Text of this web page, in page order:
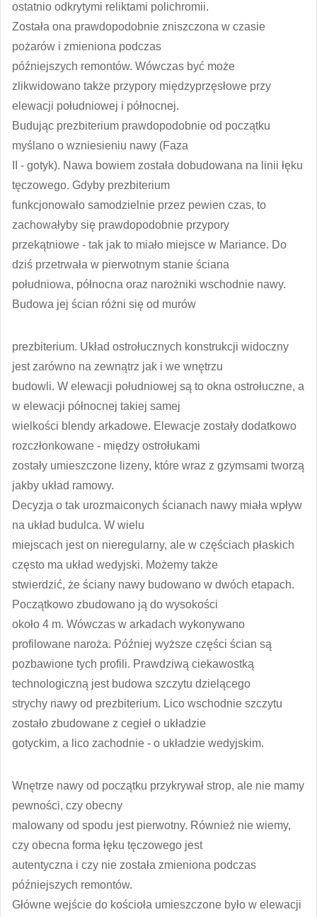
ostatnio odkrytymi reliktami polichromii.
Została ona prawdopodobnie zniszczona w czasie
pożarów i zmieniona podczas
późniejszych remontów. Wówczas być może
zlikwidowano także przypory międzyprzęsłowe przy
elewacji południowej i północnej.
Budując prezbiterium prawdopodobnie od początku
myślano o wzniesieniu nawy (Faza
II - gotyk). Nawa bowiem została dobudowana na linii łęku
tęczowego. Gdyby prezbiterium
funkcjonowało samodzielnie przez pewien czas, to
zachowałyby się prawdopodobnie przypory
przekątniowe - tak jak to miało miejsce w Mariance. Do
dziś przetrwała w pierwotnym stanie ściana
południowa, północna oraz narożniki wschodnie nawy.
Budowa jej ścian różni się od murów
prezbiterium. Układ ostrołucznych konstrukcji widoczny
jest zarówno na zewnątrz jak i we wnętrzu
budowli. W elewacji południowej są to okna ostrołuczne, a
w elewacji północnej takiej samej
wielkości blendy arkadowe. Elewacje zostały dodatkowo
rozczłonkowane - między ostrołukami
zostały umieszczone lizeny, które wraz z gzymsami tworzą
jakby układ ramowy.
Decyzja o tak urozmaiconych ścianach nawy miała wpływ
na układ budulca. W wielu
miejscach jest on nieregularny, ale w częściach płaskich
często ma układ wedyjski. Możemy także
stwierdzić, że ściany nawy budowano w dwóch etapach.
Początkowo zbudowano ją do wysokości
około 4 m. Wówczas w arkadach wykonywano
profilowane naroża. Później wyższe części ścian są
pozbawione tych profili. Prawdziwą ciekawostką
technologiczną jest budowa szczytu dzielącego
strychy nawy od prezbiterium. Lico wschodnie szczytu
zostało zbudowane z cegieł o układzie
gotyckim, a lico zachodnie - o układzie wedyjskim.
Wnętrze nawy od początku przykrywał strop, ale nie mamy
pewności, czy obecny
malowany od spodu jest pierwotny. Również nie wiemy,
czy obecna forma łęku tęczowego jest
autentyczna i czy nie została zmieniona podczas
późniejszych remontów.
Główne wejście do kościoła umieszczone było w elewacji